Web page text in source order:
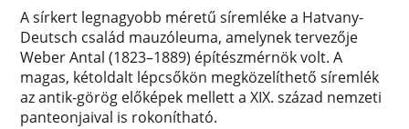
A sírkert legnagyobb méretű síremléke a Hatvany-
Deutsch család mauzóleuma, amelynek tervezője
Weber Antal (1823–1889) építészmérnök volt. A
magas, kétoldalt lépcsőkön megközelíthető síremlék
az antik-görög előképek mellett a XIX. század nemzeti
panteonjaival is rokonítható.